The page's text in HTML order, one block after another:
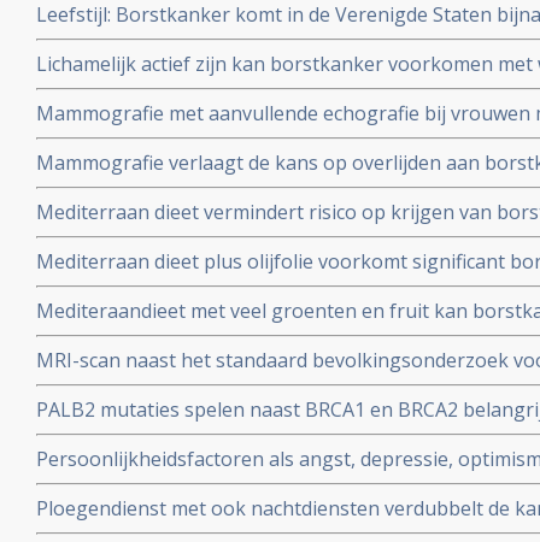
onder ruim 50.000 vrouwen
Leefstijl: Borstkanker komt in de Verenigde Staten
Zuid-Amerika en wordt vooral veroorzaakt door
Lichamelijk actief zijn kan borstkanker voorkomen met
dit geldt alleen voor hormoongevoelige vormen van
Mammografie met aanvullende echografie bij
betere resultaten in vergelijking met mammografie
en in vergelijking met mammografie met echografie +
Mammografie verlaagt de kans op overlijden aan
aantal gevorderde borstkanker op 10-jaars meting in
geen mammografie hadden gehad.
Mediterraan dieet vermindert risico op krijgen van
meta-analyse van 18 studies.
Mediterraan dieet plus olijfolie voorkomt significant
agressieve vorm van borstkanker, blijkt uit
naar risico op hart- en vaatziektes bij vrouwen uit
Mediteraandieet met veel groenten en fruit kan
hormoongevoelige borstkanker (tot 40 procent)
overgang
MRI-scan naast het standaard bevolkingsonderzoek
en kan vrouwen met dicht borstweefsel helpen
vaker vals alarm
PALB2 mutaties spelen naast BRCA1 en BRCA2
borstkanker. Blijkt uit DNA studie onder ruim een
verder onderzoeken.
Persoonlijkheidsfactoren als angst, depressie,
het wel of niet krijgen van borstkanker, blijkt uit
Ploegendienst met ook nachtdiensten verdubbelt de
borstkanker